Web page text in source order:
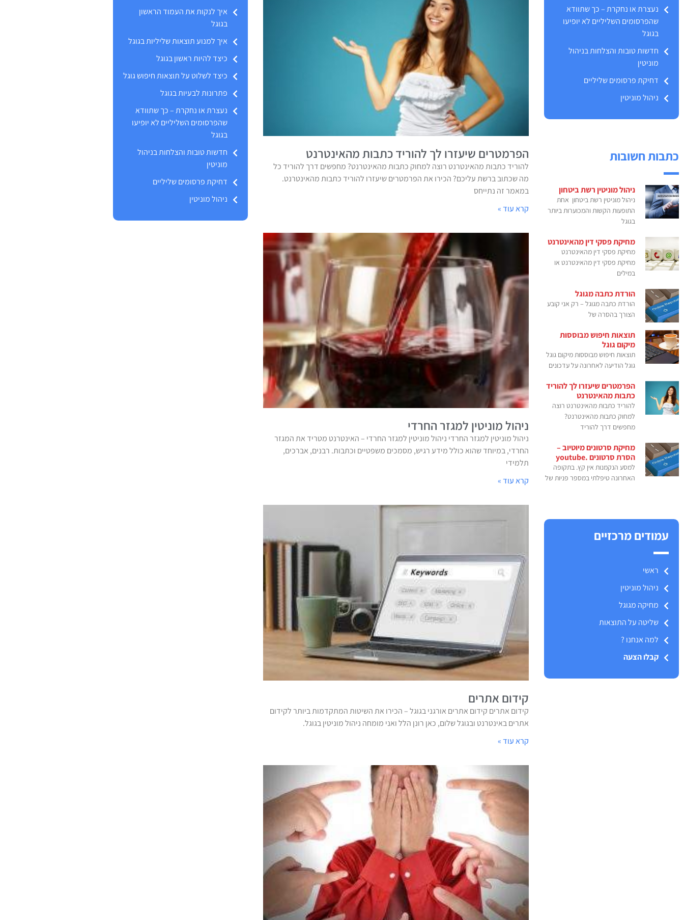
נעצרת או נחקרת – כך שתוודא
שהפרסומים השליליים לא יופיעו
בגוגל
חדשות טובות והצלחות בניהול
מוניטין
דחיקת פרסומים שליליים
ניהול מוניטין
כתבות חשובות
ניהול מוניטין רשת ביטחון
ניהול מוניטין רשת ביטחון אחת
התופעות הקשות והמכוערות ביותר
בגוגל
מחיקת פסקי דין מהאינטרנט
מחיקת פסקי דין מהאינטרנט
מחיקת פסקי דין מהאינטרנט או
במילים
הורדת כתבה מגוגל
הורדת כתבה מגוגל – רק אני קובע
הצורך בהסרה של
תוצאות חיפוש מבוססות
מיקום גוגל
תוצאות חיפוש מבוססות מיקום גוגל
גוגל הודיעה לאחרונה על עדכונים
הפרמטרים שיעזרו לך להוריד
כתבות מהאינטרנט
להוריד כתבות מהאינטרנט רוצה
למחוק כתבות מהאינטרנט?
מחפשים דרך להוריד
מחיקת סרטונים מיוטיוב –
הסרת סרטונים .youtube
למסע הנקמנות אין קץ. בתקופה
האחרונה טיפלתי במספר פניות של
עמודים מרכזיים
ראשי
ניהול מוניטין
מחיקה מגוגל
שליטה על התוצאות
למה אנחנו ?
קבלו הצעה
הפרמטרים שיעזרו לך להוריד כתבות מהאינטרנט
להוריד כתבות מהאינטרנט רוצה למחוק כתבות מהאינטרנט? מחפשים דרך להוריד כל
מה שכתוב ברשת עליכם? הכירו את הפרמטרים שיעזרו להוריד כתבות מהאינטרנט.
במאמר זה נתייחס
קרא עוד »
ניהול מוניטין למגזר החרדי
ניהול מוניטין למגזר החרדי ניהול מוניטין למגזר החרדי – האינטרנט מטריד את המגזר
החרדי, במיוחד שהוא כולל מידע רגיש, מסמכים משפטיים וכתבות. רבנים, אברכים,
תלמידי
קרא עוד »
קידום אתרים
קידום אתרים קידום אתרים אורגני בגוגל – הכירו את השיטות המתקדמות ביותר לקידום
אתרים באינטרנט ובגוגל שלום, כאן רונן הלל ואני מומחה ניהול מוניטין בגוגל.
קרא עוד »
איך לנקות את העמוד הראשון
בגוגל
איך למנוע תוצאות שליליות בגוגל
כיצד להיות ראשון בגוגל
כיצד לשלוט על תוצאות חיפוש גוגל
פתרונות לבעיות בגוגל
נעצרת או נחקרת – כך שתוודא
שהפרסומים השליליים לא יופיעו
בגוגל
חדשות טובות והצלחות בניהול
מוניטין
דחיקת פרסומים שליליים
ניהול מוניטין